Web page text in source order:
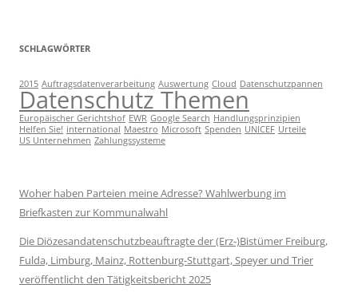
SCHLAGWÖRTER
2015 Auftragsdatenverarbeitung Auswertung Cloud Datenschutzpannen
Datenschutz Themen
Europäischer Gerichtshof EWR Google Search Handlungsprinzipien
Helfen Sie! international Maestro Microsoft Spenden UNICEF Urteile
US Unternehmen Zahlungssysteme
Woher haben Parteien meine Adresse? Wahlwerbung im
Briefkasten zur Kommunalwahl
Die Diözesandatenschutzbeauftragte der (Erz-)Bistümer Freiburg,
Fulda, Limburg, Mainz, Rottenburg-Stuttgart, Speyer und Trier
veröffentlicht den Tätigkeitsbericht 2025